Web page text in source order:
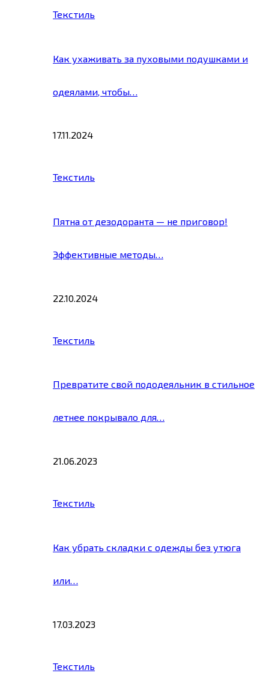
Текстиль
Как ухаживать за пуховыми подушками и
одеялами, чтобы…
17.11.2024
Текстиль
Пятна от дезодоранта — не приговор!
Эффективные методы…
22.10.2024
Текстиль
Превратите свой пододеяльник в стильное
летнее покрывало для…
21.06.2023
Текстиль
Как убрать складки с одежды без утюга
или…
17.03.2023
Текстиль